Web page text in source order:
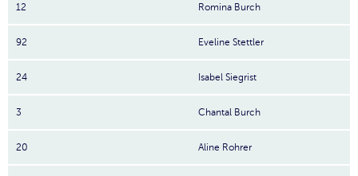
12 Romina Burch
92 Eveline Stettler
24 Isabel Siegrist
3 Chantal Burch
20 Aline Rohrer